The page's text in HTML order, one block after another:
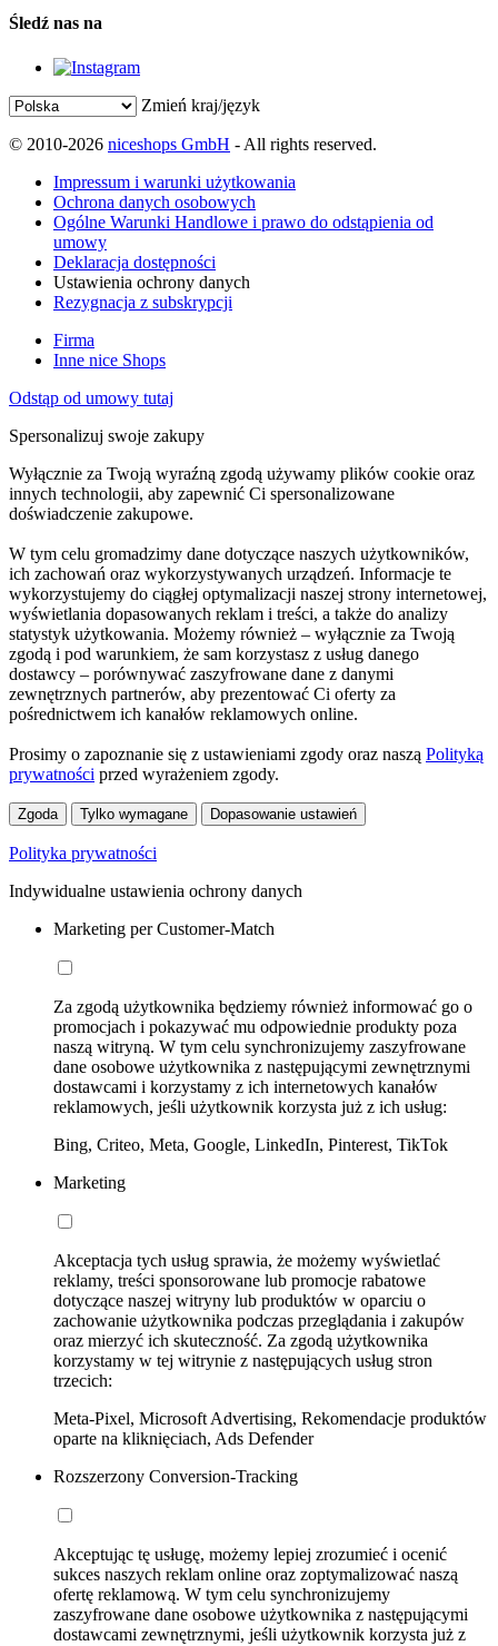
Śledź nas na
Zmień kraj/język
© 2010-2026 niceshops GmbH - All rights reserved.
Impressum i warunki użytkowania
Ochrona danych osobowych
Ogólne Warunki Handlowe i prawo do odstąpienia od
umowy
Deklaracja dostępności
Ustawienia ochrony danych
Rezygnacja z subskrypcji
Firma
Inne nice Shops
Odstąp od umowy tutaj
Spersonalizuj swoje zakupy
Wyłącznie za Twoją wyraźną zgodą używamy plików cookie oraz
innych technologii, aby zapewnić Ci spersonalizowane
doświadczenie zakupowe.
W tym celu gromadzimy dane dotyczące naszych użytkowników,
ich zachowań oraz wykorzystywanych urządzeń. Informacje te
wykorzystujemy do ciągłej optymalizacji naszej strony internetowej,
wyświetlania dopasowanych reklam i treści, a także do analizy
statystyk użytkowania. Możemy również – wyłącznie za Twoją
zgodą i pod warunkiem, że sam korzystasz z usług danego
dostawcy – porównywać zaszyfrowane dane z danymi
zewnętrznych partnerów, aby prezentować Ci oferty za
pośrednictwem ich kanałów reklamowych online.
Prosimy o zapoznanie się z ustawieniami zgody oraz naszą Polityką
prywatności przed wyrażeniem zgody.
Zgoda Tylko wymagane Dopasowanie ustawień
Polityka prywatności
Indywidualne ustawienia ochrony danych
Marketing per Customer-Match
Za zgodą użytkownika będziemy również informować go o
promocjach i pokazywać mu odpowiednie produkty poza
naszą witryną. W tym celu synchronizujemy zaszyfrowane
dane osobowe użytkownika z następującymi zewnętrznymi
dostawcami i korzystamy z ich internetowych kanałów
reklamowych, jeśli użytkownik korzysta już z ich usług:
Bing, Criteo, Meta, Google, LinkedIn, Pinterest, TikTok
Marketing
Akceptacja tych usług sprawia, że możemy wyświetlać
reklamy, treści sponsorowane lub promocje rabatowe
dotyczące naszej witryny lub produktów w oparciu o
zachowanie użytkownika podczas przeglądania i zakupów
oraz mierzyć ich skuteczność. Za zgodą użytkownika
korzystamy w tej witrynie z następujących usług stron
trzecich:
Meta-Pixel, Microsoft Advertising, Rekomendacje produktów
oparte na kliknięciach, Ads Defender
Rozszerzony Conversion-Tracking
Akceptując tę usługę, możemy lepiej zrozumieć i ocenić
sukces naszych reklam online oraz zoptymalizować naszą
ofertę reklamową. W tym celu synchronizujemy
zaszyfrowane dane osobowe użytkownika z następującymi
dostawcami zewnętrznymi, jeśli użytkownik korzysta już z